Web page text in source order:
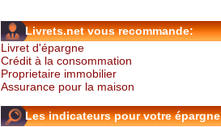
Livrets.net vous recommande:
Livret d'épargne
Crédit à la consommation
Proprietaire immobilier
Assurance pour la maison
Les indicateurs pour votre épargne